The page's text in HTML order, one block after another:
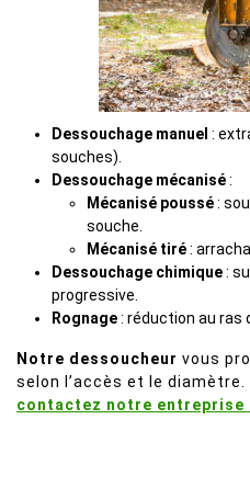
Dessouchage manuel :
souches).
Dessouchage mécanisé:
Mécanisé poussé:
souche.
Mécanisé tiré:
Dessouchage chimique:
progressive.
Rognage: réduction au ras
Notre dessoucheur vous
selon l’accès et le
contactez notre entreprise